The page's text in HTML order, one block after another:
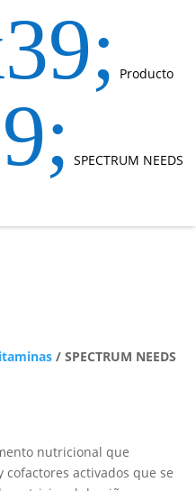
Producto
SPECTRUM NEEDS
/ SPECTRUM NEEDS
nutricional que
activados que se